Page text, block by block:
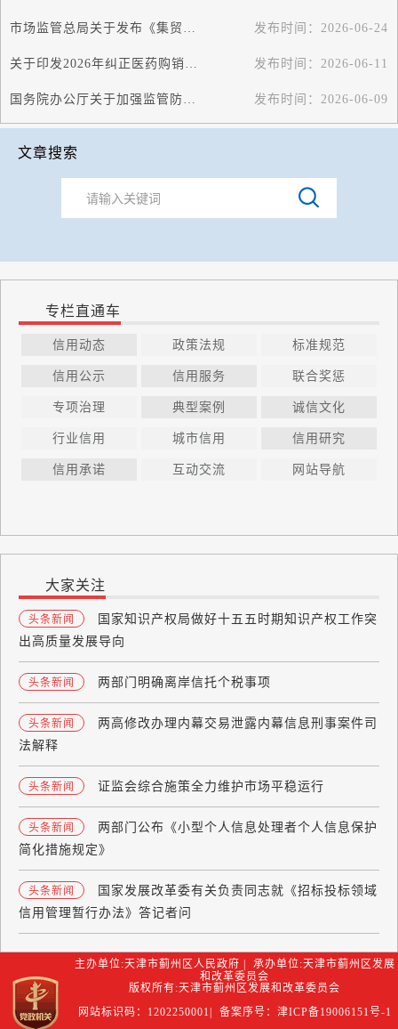
市场监管总局关于发布《集贸市场诚信计量评价规范》的公告 发布时间： 2026-06-24
关于印发2026年纠正医药购销领域和医疗服务中不正之风工作要点的通知 发布时间： 2026-06-11
国务院办公厅关于加强监管防范风险促进私募投资基金高质量发展的指导意见 发布时间： 2026-06-09
文章搜索
专栏直通车
信用动态 政策法规 标准规范
信用公示 信用服务 联合奖惩
专项治理 典型案例 诚信文化
行业信用 城市信用 信用研究
信用承诺 互动交流 网站导航
大家关注
头条新闻
国家知识产权局做好十五五时期知识产权工作突
出高质量发展导向
头条新闻 两部门明确离岸信托个税事项
头条新闻
两高修改办理内幕交易泄露内幕信息刑事案件司
法解释
头条新闻 证监会综合施策全力维护市场平稳运行
头条新闻
两部门公布《小型个人信息处理者个人信息保护
简化措施规定》
头条新闻
国家发展改革委有关负责同志就《招标投标领域
信用管理暂行办法》答记者问
主办单位:天津市蓟州区人民政府 | 承办单位:天津市蓟州区发展
和改革委员会
版权所有:天津市蓟州区发展和改革委员会
网站标识码：1202250001| 备案序号：津ICP备19006151号-1